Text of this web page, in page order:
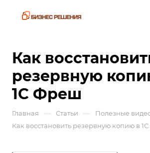
Как
резервную
1С Фреш
Главная — Статьи — Полезные
Как восстановить резервную копию в